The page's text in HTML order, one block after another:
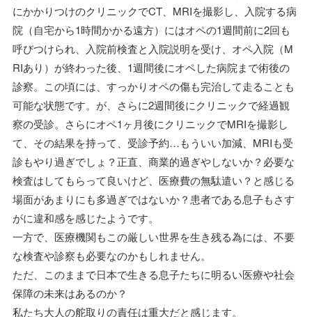
にかかりつけのクリニックでCT、MRIを撮影し、入院する病
院（自宅から1時間かかる遠方）にはオペの1週間前に2回も
呼びつけられ、入院前検査と入院説明を受け、オペ入院（M
RIあり）が終わった後、1週間後にオペした病院まで術後の
診察。この頃には、すっかりオペの傷も完治して走ることも
可能な状態です。が、さらに2週間後にクリニックで経過観
察の受診。さらにオペ1ヶ月後にクリニックでMRIを撮影し
て、その結果を持って、受診予約…もういい加減、MRIも受
診もやり過ぎでしょ？正直、商業的過ぎやしないか？必要な
検査はしてもらって良いけど、医療費の無駄遣い？と感じる
場面があまりにも多過ぎではないか？患者である息子もさす
がに違和感を感じたようです。
一方で、医療機関もこの厳しい世界を生き残る為には、不要
な検査や診察も必要なのかもしれません。
ただ、このままで日本で生きる息子たちに明るい医療や社会
保障の未来はあるのか？
私たち大人の舵取りの責任は重大だと感じます。